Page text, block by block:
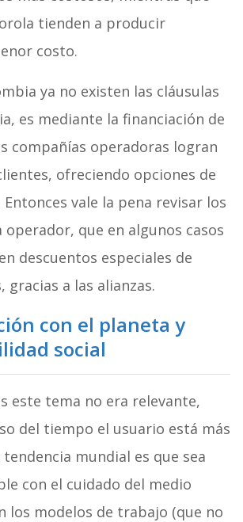
tienden a producir
costo.
ya no existen las cláusulas
es mediante la financiación de
compañías operadoras logran
ofreciendo opciones de
vale la pena revisar los
operador, que en algunos casos
descuentos especiales de
gracias a las alianzas.
con el planeta y
social
este tema no era relevante,
del tiempo el usuario está más
mundial es que sea
con el cuidado del medio
los modelos de trabajo (que no